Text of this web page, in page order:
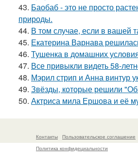
43. Баобаб - это не просто
природы.
44. В том случае, если в вашей
45. Екатерина Варнава
46. Тушенка в домашних
47. Все привыкли видеть 58-
48. Мэрил стрип и Анна винтур
49. Звёзды, которые решили
50. Актриса мила Ершова и её
Контакты
Пользовательское соглашение
Политика конфидециальности